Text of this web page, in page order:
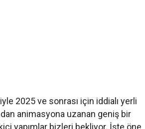
2025 ve sonrası için iddialı yerli
animasyona uzanan geniş bir